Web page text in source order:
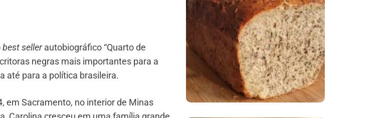
best sellerautobiográfico “Quarto de
negras mais importantes para a
até para a política brasileira.
em Sacramento, no interior de Minas
Comer Bem: Pão Low
Carb